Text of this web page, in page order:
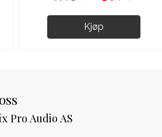
Kjøp
Pro Audio AS